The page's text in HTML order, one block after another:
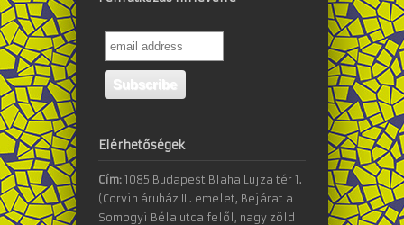
Elérhetőségek
Cím: 1085 Budapest Blaha Lujza tér 1.
(Corvin áruház III. emelet, Bejárat a
Somogyi Béla utca felől, nagy zöld